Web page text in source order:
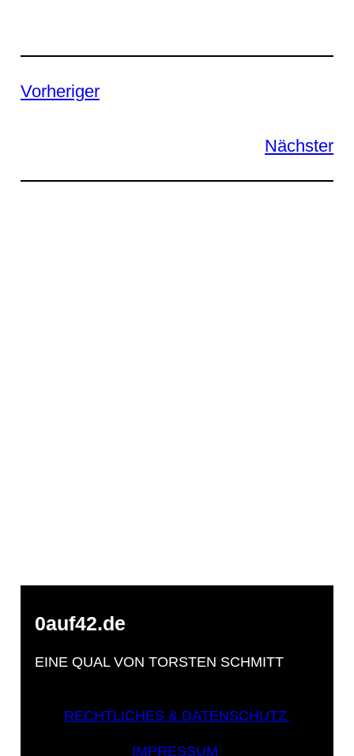
Vorheriger
Nächster
0auf42.de
EINE QUAL VON TORSTEN SCHMITT
RECHTLICHES & DATENSCHUTZ
IMPRESSUM